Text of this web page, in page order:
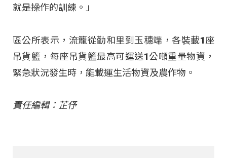
就是操作的訓練。」
區公所表示，流籠從勤和里到玉穗端，各裝載1座
吊貨籃，每座吊貨籃最高可運送1公噸重量物資，
緊急狀況發生時，能載運生活物資及農作物。
責任編輯：芷伃